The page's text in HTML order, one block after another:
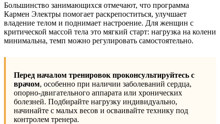
Большинство занимающихся отмечают, что программа
Кармен Электры помогает раскрепоститься, улучшает
владение телом и поднимает настроение. Для женщин с
критической массой тела это мягкий старт: нагрузка на колени
минимальна, темп можно регулировать самостоятельно.
Перед началом тренировок проконсультируйтесь с
врачом, особенно при наличии заболеваний сердца,
опорно-двигательного аппарата или хронических
болезней. Подбирайте нагрузку индивидуально,
начинайте с малых весов и осваивайте технику под
контролем тренера.